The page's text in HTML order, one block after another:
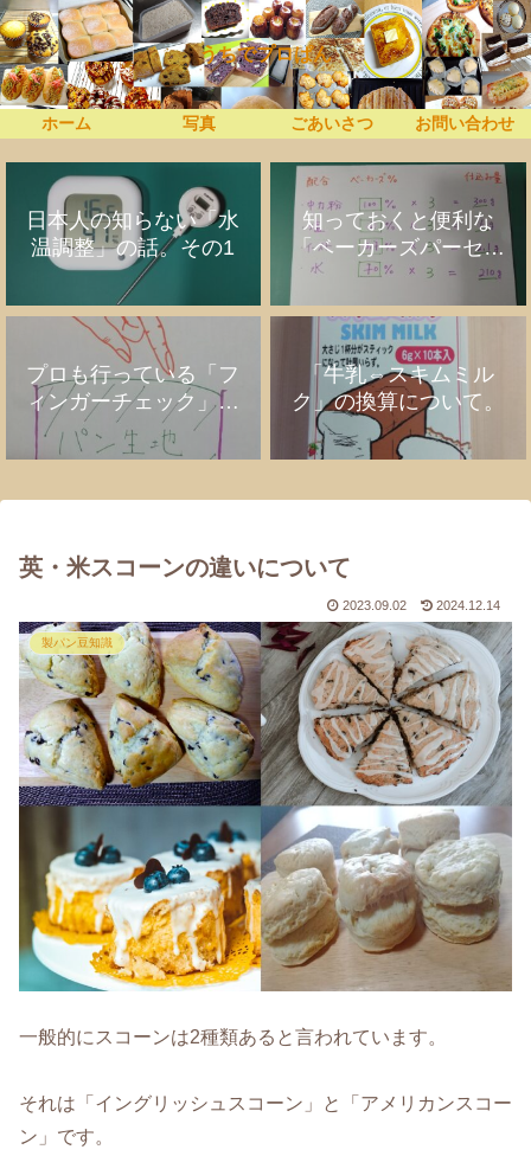
うちでプロぱん
ホーム 写真 ごあいさつ お問い合わせ
日本人の知らない「水
温調整」の話。その1
知っておくと便利な
「ベーカーズパーセン
ト」の話
プロも行っている「フ
ィンガーチェック」の
話。
「牛乳⇔スキムミル
ク」の換算について。
英・米スコーンの違いについて
2023.09.02 2024.12.14
製パン豆知識
一般的にスコーンは2種類あると言われています。
それは「イングリッシュスコーン」と「アメリカンスコー
ン」です。